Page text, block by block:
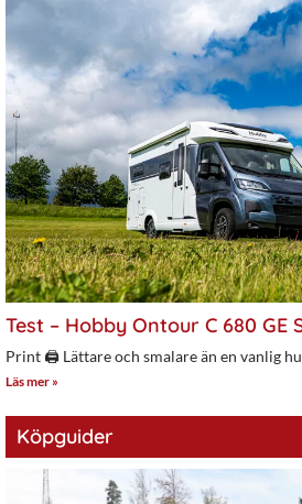
Test – Hobby Ontour C 680 GE
Print 🖨 Lättare och smalare än en vanlig
Läs mer »
Köpguider